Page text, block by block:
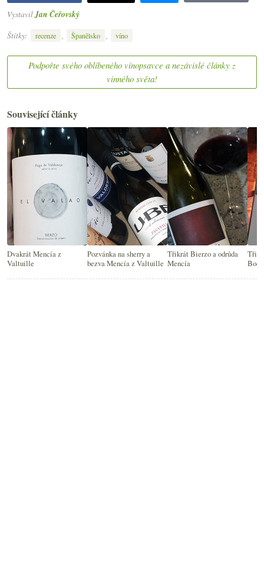
Vystavil Jan Čeřovský
Štítky:
recenze , Španělsko , víno
Podpořte svého oblíbeného vínopsavce a nezávislé články z
vinného světa!
Související články
Dvakrát Mencía z
Valtuille
Pozvánka na sherry a
bezva Mencía z Valtuille
Třikrát Bierzo a odrůda
Mencía